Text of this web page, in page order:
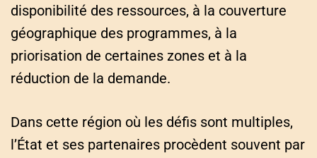
disponibilité des ressources, à la couverture
géographique des programmes, à la
priorisation de certaines zones et à la
réduction de la demande.
Dans cette région où les défis sont multiples,
l’État et ses partenaires procèdent souvent par